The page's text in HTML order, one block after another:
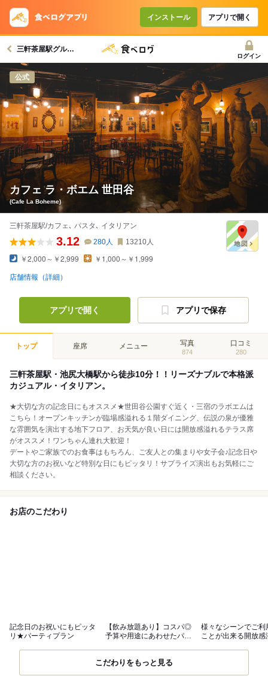
インストール アプリで開く
三軒茶屋駅グルメへ
ログイン
公式
カフェ ラ・ボエム 世田谷
(Cafe La Boheme)
三軒茶屋駅/カフェ､ パスタ､ イタリアン
3.12 280人 13210人
￥2,000～￥2,999 ￥1,000～￥1,999
店舗情報（詳細）
アプリで開く アプリで保存
トップ 座席 メニュー 写真
874
口コミ
280
三軒茶屋駅・池尻大橋駅から徒歩10分！！リーズナブルで本格派
カジュアル・イタリアン。
★大切な方の記念日にもオススメ★世田谷公園すぐ近く・三宿のラボエムは
こちら！オープンキッチンが臨場感溢れる１階ダイニング、伝説の泉が優雅
な雰囲気を演出する地下フロア、お天気が良い日には開放感溢れるテラス席
がオススメ！ワンちゃん連れ大歓迎！
デートやご家族でのお食事はもちろん、ご友人との集まりや女子会♪記念日や
大切な方のお祝いなど特別な日にもピッタリ！サプライズ演出もお気軽にご
相談ください。
お店のこだわり
記念日のお祝いにもピッタ
リ★パーティプラン
【飲み放題あり】コスパ◎
予算や用途にあわせたパー
様々なシーンでご利
ことが出来る開放感
こだわりをもっと見る